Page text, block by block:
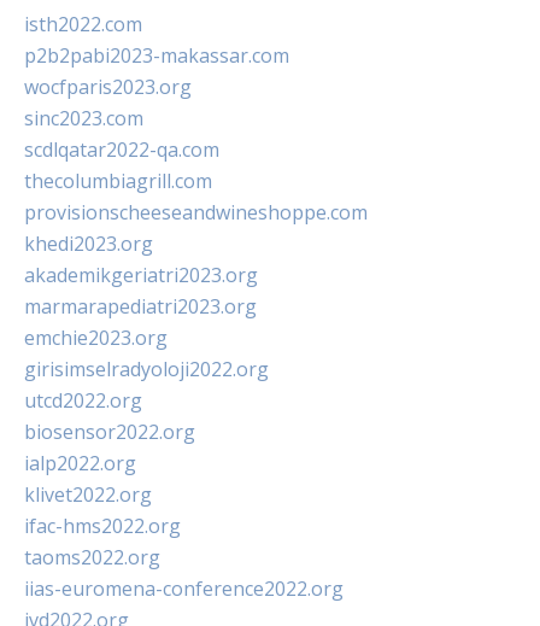
isth2022.com
p2b2pabi2023-makassar.com
wocfparis2023.org
sinc2023.com
scdlqatar2022-qa.com
thecolumbiagrill.com
provisionscheeseandwineshoppe.com
khedi2023.org
akademikgeriatri2023.org
marmarapediatri2023.org
emchie2023.org
girisimselradyoloji2022.org
utcd2022.org
biosensor2022.org
ialp2022.org
klivet2022.org
ifac-hms2022.org
taoms2022.org
iias-euromena-conference2022.org
ivd2022.org